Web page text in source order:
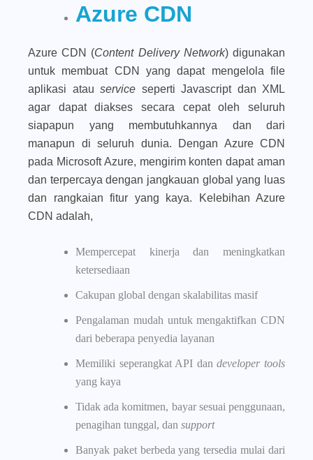
Azure CDN
Azure CDN (Content Delivery Network) digunakan
untuk membuat CDN yang dapat mengelola file
aplikasi atau service seperti Javascript dan XML
agar dapat diakses secara cepat oleh seluruh
siapapun yang membutuhkannya dan dari
manapun di seluruh dunia. Dengan Azure CDN
pada Microsoft Azure, mengirim konten dapat aman
dan terpercaya dengan jangkauan global yang luas
dan rangkaian fitur yang kaya. Kelebihan Azure
CDN adalah,
Mempercepat kinerja dan meningkatkan
ketersediaan
Cakupan global dengan skalabilitas masif
Pengalaman mudah untuk mengaktifkan CDN
dari beberapa penyedia layanan
Memiliki seperangkat API dandeveloper tools
yang kaya
Tidak ada komitmen, bayar sesuai penggunaan,
penagihan tunggal, dan support
Banyak paket berbeda yang tersedia mulai dari